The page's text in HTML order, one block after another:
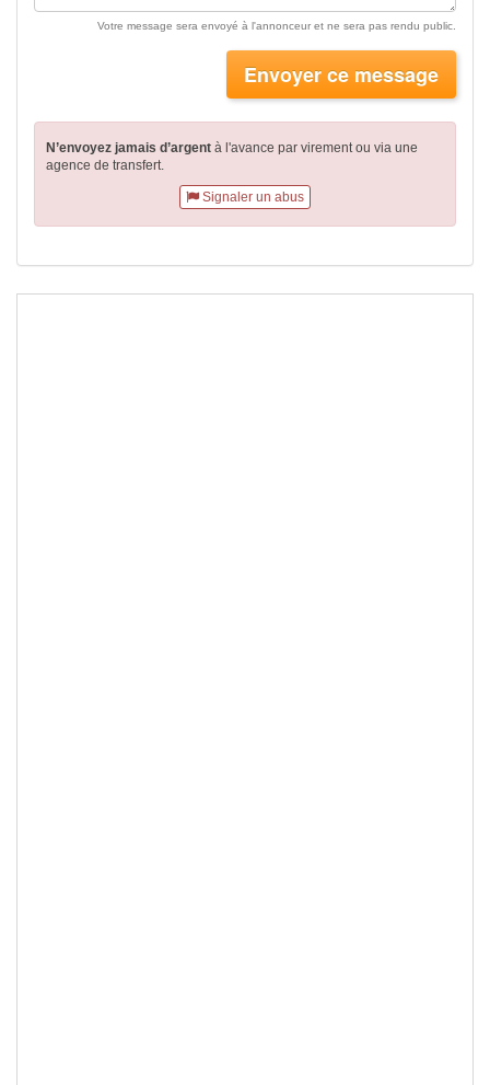
Votre message sera envoyé à l'annonceur et ne sera pas rendu public.
Envoyer ce message
N’envoyez jamais d’argent à l'avance par virementou via une
agence de transfert.
Signaler un abus